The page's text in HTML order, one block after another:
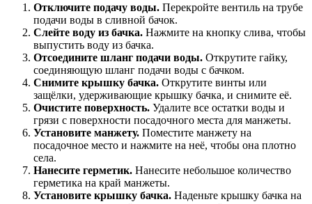
Отключите подачу воды. Перекройте вентиль на трубе
подачи воды в сливной бачок.
Слейте воду из бачка. Нажмите на кнопку слива, чтобы
выпустить воду из бачка.
Отсоедините шланг подачи воды. Открутите гайку,
соединяющую шланг подачи воды с бачком.
Снимите крышку бачка. Открутите винты или
защёлки, удерживающие крышку бачка, и снимите её.
Очистите поверхность. Удалите все остатки воды и
грязи с поверхности посадочного места для манжеты.
Установите манжету. Поместите манжету на
посадочное место и нажмите на неё, чтобы она плотно
села.
Нанесите герметик. Нанесите небольшое количество
герметика на край манжеты.
Установите крышку бачка. Наденьте крышку бачка на